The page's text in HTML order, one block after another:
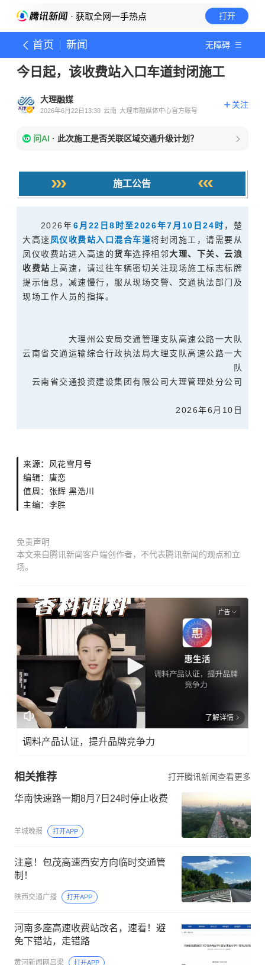
· 获取全网一手热点 打开
首页 新闻 无障碍
今日起，该收费站入口车道封闭施工
大理融媒
2026年6月22日13:30 云南 大理市融媒体中心官方账号
关注
问AI · 此次施工是否关联区域交通升级计划？
施工公告
2026年6月22日8时至2026年7月10日24时 ，楚
大高速凤仪收费站入口混合车道将封闭施工，请需要从
凤仪收费站进入高速的货车选择相邻大理、下关、云浪
收费站 上高速，请过往车辆密切关注现场施工标志标牌
提示信息，减速慢行，服从现场交警、交通执法部门及
现场工作人员的指挥。
大理州公安局交通管理支队高速公路一大队
云南省交通运输综合行政执法局大理支队高速公路一大
队
云南省交通投资建设集团有限公司大理管理处分公司
2026年6月10日
来源：风花雪月号
编辑：唐恋
值周：张辉 黑浩川
主编：李胜
免责声明
本文来自腾讯新闻客户端创作者，不代表腾讯新闻的观点和立
场。
广告
了解详情
调料产品认证，提升品牌竞争力
相关推荐 打开腾讯新闻查看更多
华南快速路一期8月7日24时停止收费
羊城晚报 打开APP
注意！包茂高速西安方向临时交通管
制！
陕西交通广播 打开APP
河南多座高速收费站改名，速看！避
免下错站，走错路
黄河新闻网吕梁 打开APP